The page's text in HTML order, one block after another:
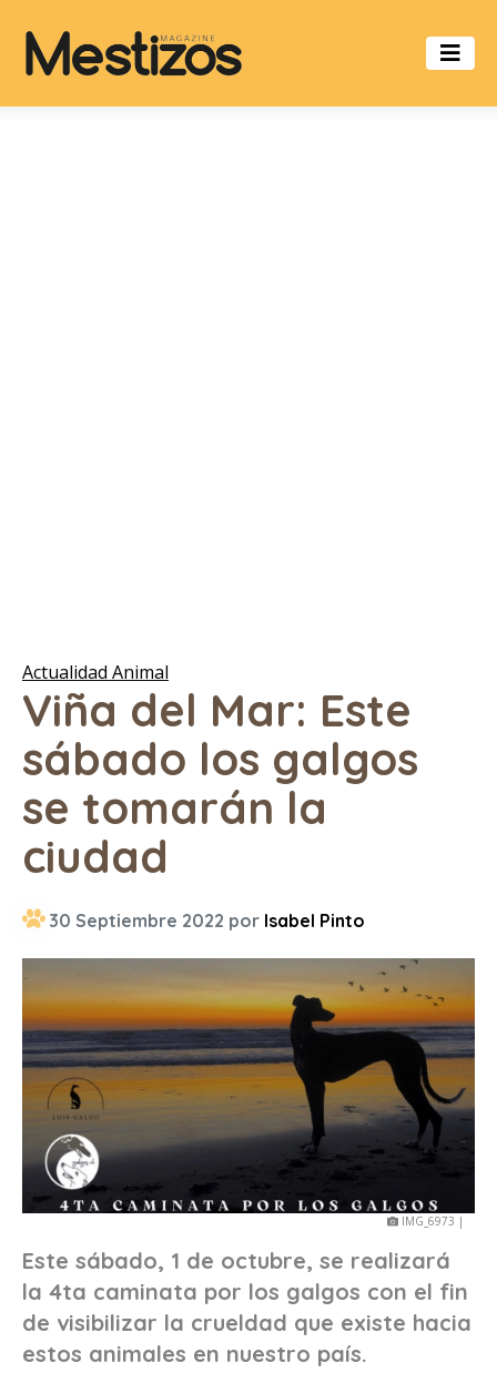
Actualidad Animal
Viña del Mar: Este
sábado los galgos
se tomarán la
ciudad
30 Septiembre 2022 por Isabel Pinto
IMG_6973 |
Este sábado, 1 de octubre, se realizará
la 4ta caminata por los galgos con el fin
de visibilizar la crueldad que existe hacia
estos animales en nuestro país.